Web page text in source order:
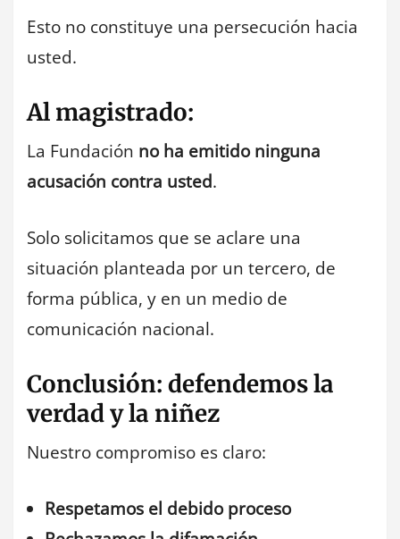
Esto no constituye una persecución hacia
usted.
Al magistrado:
La Fundación no ha emitido ninguna
acusación contra usted.
Solo solicitamos que se aclare una
situación planteada por un tercero, de
forma pública, y en un medio de
comunicación nacional.
Conclusión: defendemos la
verdad y la niñez
Nuestro compromiso es claro:
Respetamos el debido proceso